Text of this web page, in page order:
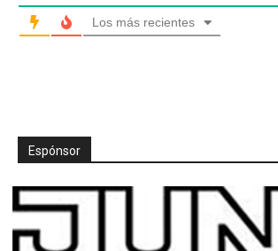
Los más recientes
Espónsor